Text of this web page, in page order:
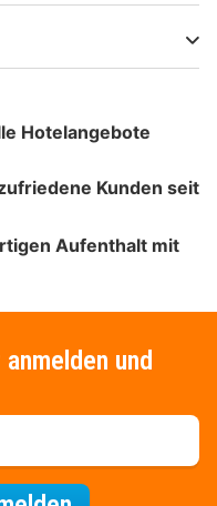
Hotelangebote
Kunden seit
Aufenthalt mit
und